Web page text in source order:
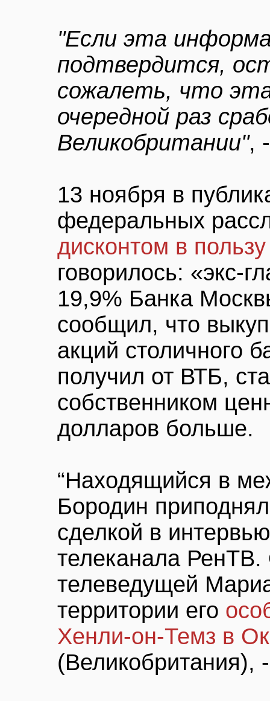
"Если эта
подтвердится,
сожалеть, что
очередной раз
Великобритании",
13 ноября в
федеральных
дисконтом в
говорилось: «экс-
19,9% Банка
сообщил, что
акций столичного
получил от ВТБ,
собственником
долларов больше.
“Находящийся в
Бородин
сделкой в
телеканала
телеведущей
территории его
Хенли-он-Темз в